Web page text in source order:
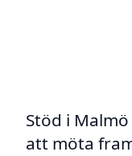
Stöd i
att möta